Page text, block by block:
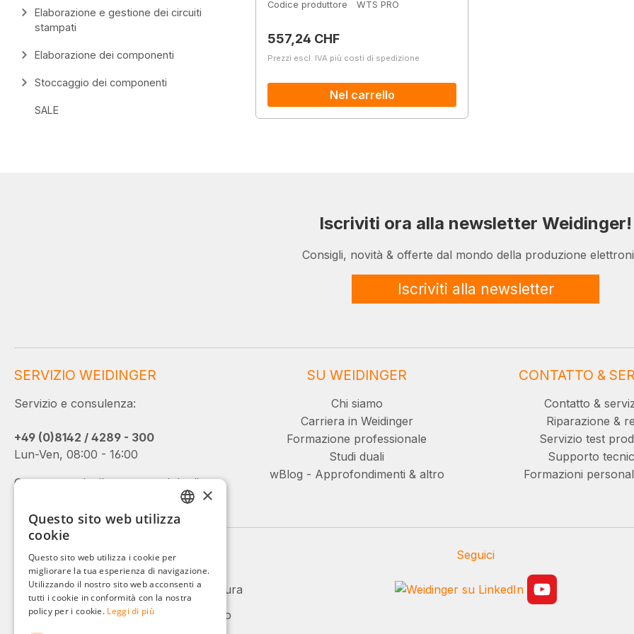
Elaborazione e gestione dei circuiti
stampati
Elaborazione dei componenti
Stoccaggio dei componenti
SALE
Codice produttore WTS PRO
Prezzo normale:
557,24 CHF
Prezzi escl. IVA più costi di spedizione
Nel carrello
Iscriviti ora alla newsletter Weidinger!
Consigli, novità & offerte dal mondo della produzione
Iscriviti alla newsletter
SERVIZIO WEIDINGER
Servizio e consulenza:
+49 (0)8142 / 4289 - 300
Lun-Ven, 08:00 - 16:00
Oppure tramite il nostro modulo di
SU WEIDINGER
Chi siamo
Carriera in Weidinger
Formazione professionale
Studi duali
wBlog - Approfondimenti & altro
CONTATTO &
Contatto &
Riparazione &
Servizio test
Supporto
Formazioni
Metodi di pagamento Seguici
FRENCH
ITALIAN
×
Questo sito web utilizza
cookie
Questo sito web utilizza i cookie per
migliorare la tua esperienza di navigazione.
Utilizzando il nostro sito web acconsenti a
tutti i cookie in conformità con la nostra
policy per i cookie. Leggi di più